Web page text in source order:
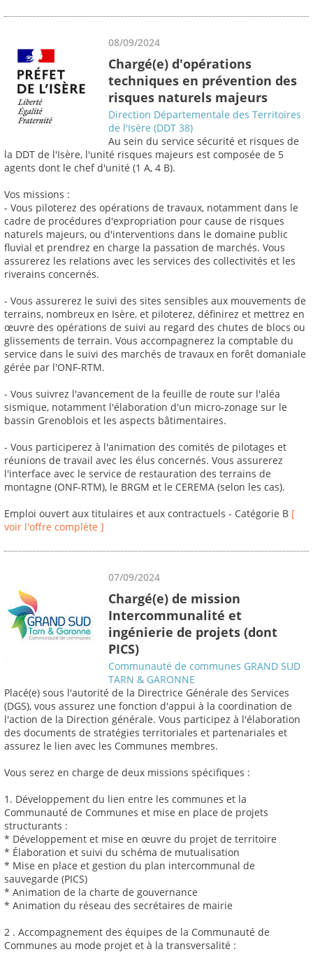
08/09/2024
Chargé(e) d'opérations
techniques en prévention des
risques naturels majeurs
Direction Départementale des Territoires
de l'Isère (DDT 38)
Au sein du service sécurité et risques de
la DDT de l'Isère, l'unité risques majeurs est composée de 5
agents dont le chef d'unité (1 A, 4 B).
Vos missions :
- Vous piloterez des opérations de travaux, notamment dans le
cadre de procédures d'expropriation pour cause de risques
naturels majeurs, ou d'interventions dans le domaine public
fluvial et prendrez en charge la passation de marchés. Vous
assurerez les relations avec les services des collectivités et les
riverains concernés.
- Vous assurerez le suivi des sites sensibles aux mouvements de
terrains, nombreux en Isère, et piloterez, définirez et mettrez en
œuvre des opérations de suivi au regard des chutes de blocs ou
glissements de terrain. Vous accompagnerez la comptable du
service dans le suivi des marchés de travaux en forêt domaniale
gérée par l'ONF-RTM.
- Vous suivrez l'avancement de la feuille de route sur l'aléa
sismique, notamment l'élaboration d'un micro-zonage sur le
bassin Grenoblois et les aspects bâtimentaires.
- Vous participerez à l'animation des comités de pilotages et
réunions de travail avec les élus concernés. Vous assurerez
l'interface avec le service de restauration des terrains de
montagne (ONF-RTM), le BRGM et le CEREMA (selon les cas).
Emploi ouvert aux titulaires et aux contractuels - Catégorie B [
voir l'offre complète ]
07/09/2024
Chargé(e) de mission
Intercommunalité et
ingénierie de projets (dont
PICS)
Communauté de communes GRAND SUD
TARN & GARONNE
Placé(e) sous l'autorité de la Directrice Générale des Services
(DGS), vous assurez une fonction d'appui à la coordination de
l'action de la Direction générale. Vous participez à l'élaboration
des documents de stratégies territoriales et partenariales et
assurez le lien avec les Communes membres.
Vous serez en charge de deux missions spécifiques :
1. Développement du lien entre les communes et la
Communauté de Communes et mise en place de projets
structurants :
* Développement et mise en œuvre du projet de territoire
* Élaboration et suivi du schéma de mutualisation
* Mise en place et gestion du plan intercommunal de
sauvegarde (PICS)
* Animation de la charte de gouvernance
* Animation du réseau des secrétaires de mairie
2 . Accompagnement des équipes de la Communauté de
Communes au mode projet et à la transversalité :